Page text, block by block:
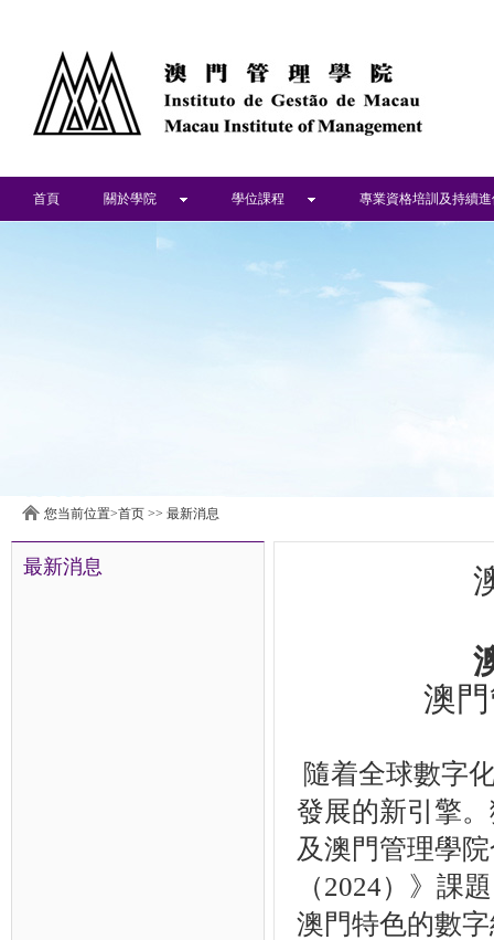
首頁 關於學院 學位課程 專業資格培訓及持續
您当前位置>首页 >> 最新消息
最新消息
澳
隨着全球數字
發展的新引擎
及澳門管理學
（2024）》課
澳門特色的數